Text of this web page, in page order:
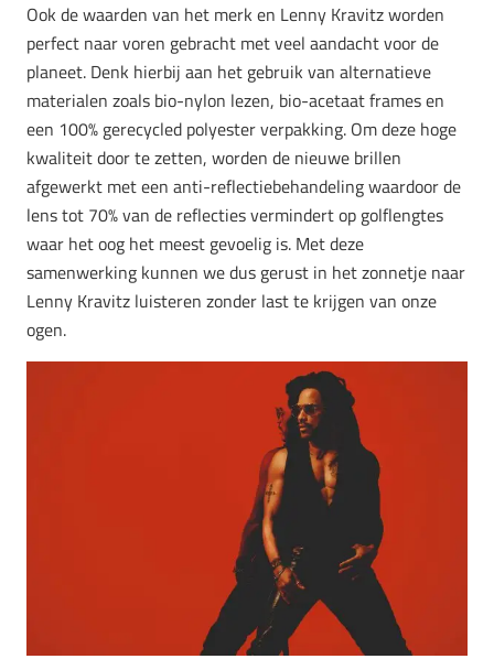
Ook de waarden van het merk en Lenny Kravitz worden
perfect naar voren gebracht met veel aandacht voor de
planeet. Denk hierbij aan het gebruik van alternatieve
materialen zoals bio-nylon lezen, bio-acetaat frames en
een 100% gerecycled polyester verpakking. Om deze hoge
kwaliteit door te zetten, worden de nieuwe brillen
afgewerkt met een anti-reflectiebehandeling waardoor de
lens tot 70% van de reflecties vermindert op golflengtes
waar het oog het meest gevoelig is. Met deze
samenwerking kunnen we dus gerust in het zonnetje naar
Lenny Kravitz luisteren zonder last te krijgen van onze
ogen.